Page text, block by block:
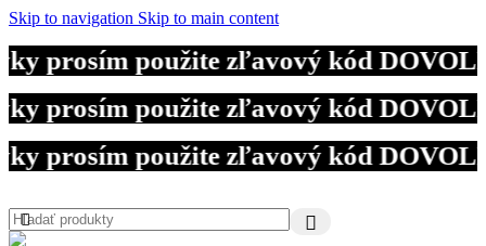
Skip to navigation Skip to main content
použite zľavový kód
použite zľavový kód
použite zľavový kód